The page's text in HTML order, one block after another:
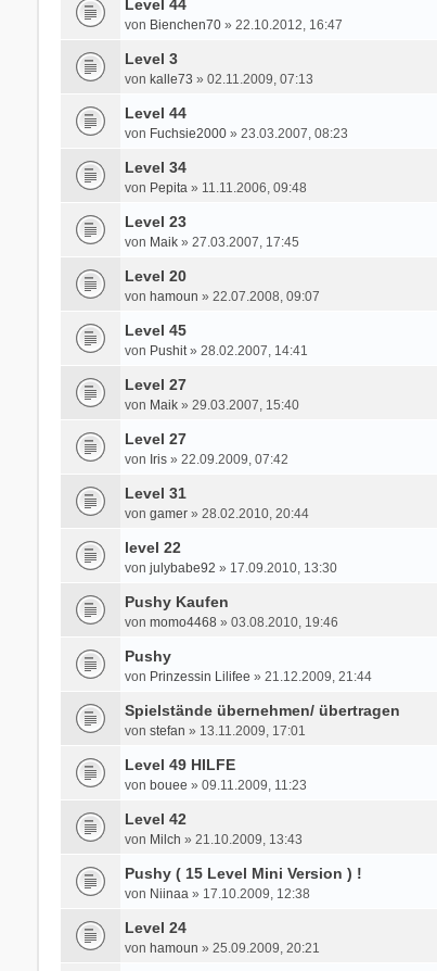
Level 44
von Bienchen70» 22.10.2012, 16:47
Level 3
von kalle73 » 02.11.2009, 07:13
Level 44
von Fuchsie2000» 23.03.2007, 08:23
Level 34
von Pepita » 11.11.2006, 09:48
Level 23
von Maik» 27.03.2007, 17:45
Level 20
von hamoun » 22.07.2008, 09:07
Level 45
von Pushit» 28.02.2007, 14:41
Level 27
von Maik» 29.03.2007, 15:40
Level 27
von Iris» 22.09.2009, 07:42
Level 31
von gamer» 28.02.2010, 20:44
level 22
von julybabe92 » 17.09.2010, 13:30
Pushy Kaufen
von momo4468 » 03.08.2010, 19:46
Pushy
von Prinzessin Lilifee » 21.12.2009, 21:44
Spielstände übernehmen/ übertragen
von stefan » 13.11.2009, 17:01
Level 49 HILFE
von bouee » 09.11.2009, 11:23
Level 42
von Milch » 21.10.2009, 13:43
Pushy ( 15 Level Mini Version ) !
von Niinaa » 17.10.2009, 12:38
Level 24
von hamoun » 25.09.2009, 20:21